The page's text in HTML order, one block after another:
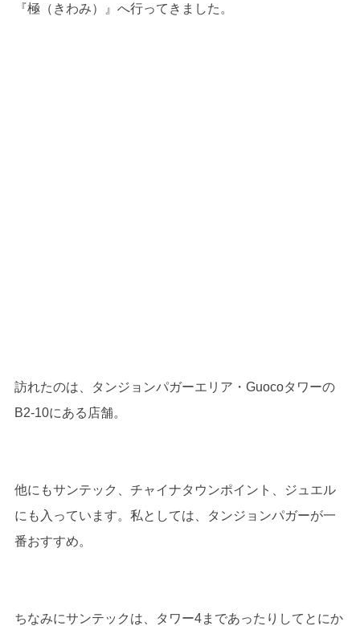
『極（きわみ）』へ行ってきました。
訪れたのは、タンジョンパガーエリア・Guocoタワーの
B2-10にある店舗。
他にもサンテック、チャイナタウンポイント、ジュエル
にも入っています。私としては、タンジョンパガーが一
番おすすめ。
ちなみにサンテックは、タワー4まであったりしてとにか